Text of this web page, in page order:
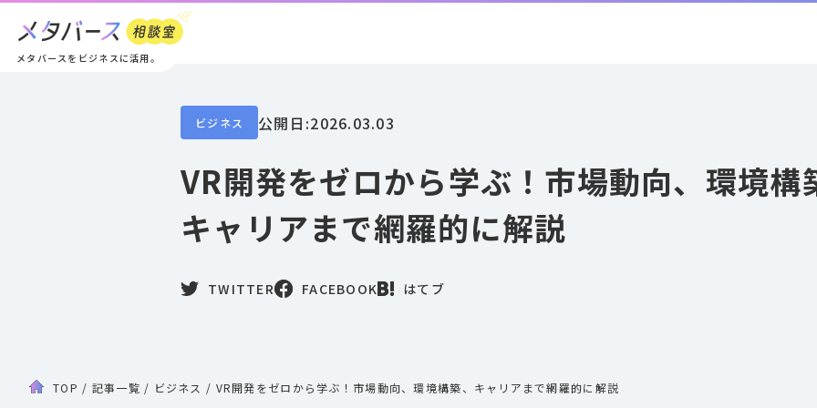
メタバースをビジネスに活用。
ビジネス 公開日:2026.03.03
VR開発をゼロから学ぶ！市場動向、環境構
キャリアまで網羅的に解説
TWITTER FACEBOOK はてブ
TOP / 記事一覧 / ビジネス / VR開発をゼロから学ぶ！市場動向、環境構築、キャリアまで網羅的に解説